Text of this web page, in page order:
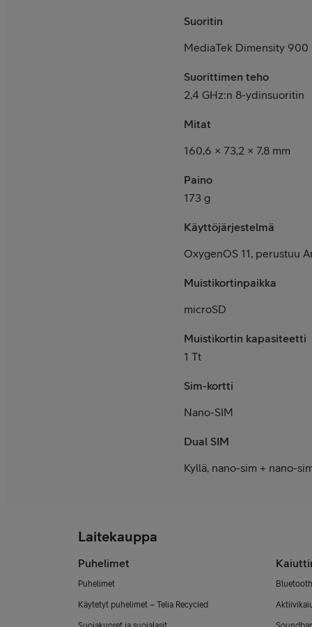
Suoritin
MediaTek Dimensity 900
Suorittimen teho
2,4 GHz:n 8-ydinsuoritin
Mitat
160,6 × 73,2 × 7,8 mm
Paino
173 g
Käyttöjärjestelmä
OxygenOS 11, perustuu
Muistikortinpaikka
microSD
Muistikortin kapasiteetti
1 Tt
Sim-kortti
Nano-SIM
Dual SIM
Kyllä, nano-sim + nano-
Laitekauppa
Puhelimet
Puhelimet
Käytetyt puhelimet – Telia Recycled